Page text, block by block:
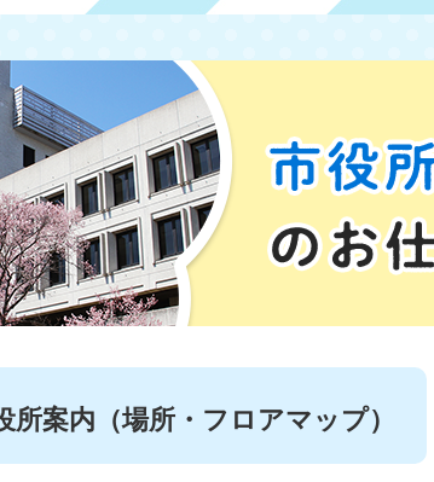
所のお仕事
所案内（場所・フロアマップ）